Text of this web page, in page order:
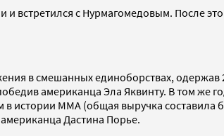
и встретился с Нурмагомедовым. После
в смешанных единоборствах,
американца Эла Яквинту. В том
ММА (общая выручка составила
Дастина Порье.